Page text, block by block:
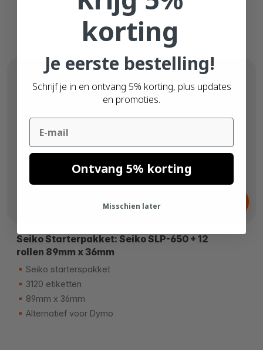
Seiko Starterpakket: Seiko SLP-650 + 12
rollen 89mm x 36mm
Seiko starterspakket
3120 etiketten
89mm x 36mm
Alternatief voor Dymo
korting
Je eerste bestelling!
Schrijf je in en ontvang 5% korting, plus updates
en promoties.
Email
Ontvang 5% korting
Misschien later